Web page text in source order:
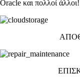
Oracle και πολλοί άλλοι!